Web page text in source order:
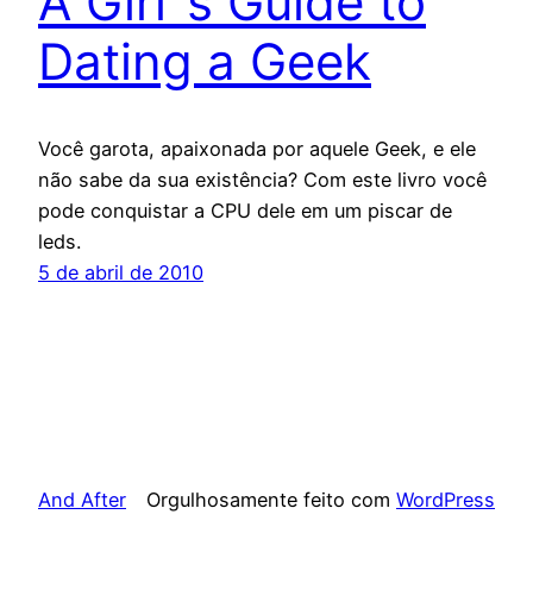
Dating a Geek
Você garota, apaixonada por aquele Geek, e ele
não sabe da sua existência? Com este livro você
pode conquistar a CPU dele em um piscar de
leds.
5 de abril de 2010
And After Orgulhosamente feito com WordPress